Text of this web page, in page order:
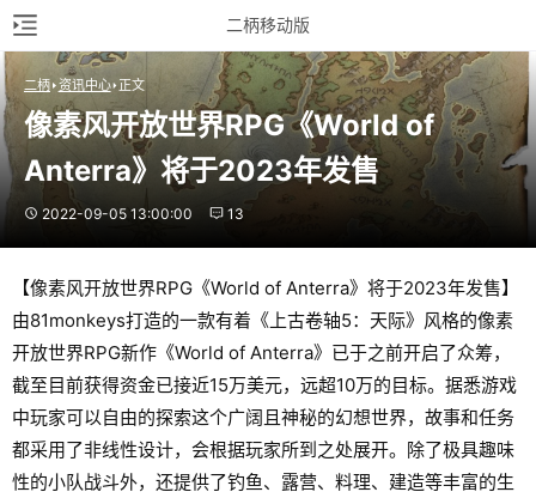
二柄移动版
二柄 资讯中心 正文
像素风开放世界RPG《World of
Anterra》将于2023年发售
2022-09-05 13:00:00 13
【像素风开放世界RPG《World of Anterra》将于2023年发售】
由81monkeys打造的一款有着《上古卷轴5：天际》风格的像素
开放世界RPG新作《World of Anterra》已于之前开启了众筹，
截至目前获得资金已接近15万美元，远超10万的目标。据悉游戏
中玩家可以自由的探索这个广阔且神秘的幻想世界，故事和任务
都采用了非线性设计，会根据玩家所到之处展开。除了极具趣味
性的小队战斗外，还提供了钓鱼、露营、料理、建造等丰富的生